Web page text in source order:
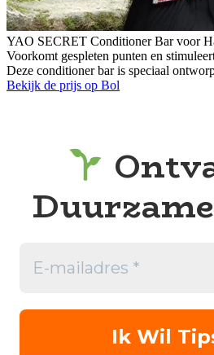
YAO SECRET Conditioner Bar voor
Voorkomt gespleten punten en
Deze conditioner bar is speciaal
Bekijk de prijs op Bol